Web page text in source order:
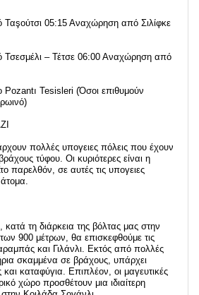
05:15 Αναχώρηση από Σιλίφκε
– Τέτσε 06:00 Αναχώρηση από
Pozantı Tesisleri (Όσοι επιθυμούν
πολλές υπογειες πόλεις που έχουν
τύφου. Οι κυριότερες είναι η
παρελθόν, σε αυτές τις υπογειες
τη διάρκεια της βόλτας μας στην
900 μέτρων, θα επισκεφθούμε τις
και Γιλάνλι. Εκτός από πολλές
σκαμμένα σε βράχους, υπάρχει
καταφύγια. Επιπλέον, οι μαγευτικές
χώρο προσθέτουν μια ιδιαίτερη